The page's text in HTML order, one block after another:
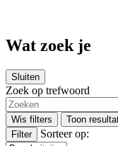
Wat zoek je
Sluiten
Zoek op trefwoord
Wis filters
Filter
Sorteer op: